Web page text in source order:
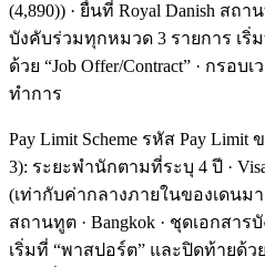
(4,890)) · ยื่นที่ Royal Danish สถา
บังคับร่วมทุกหมวด 3 รายการ เริ่
ด้วย “Job Offer/Contract” · กรอ
ทำการ
Pay Limit Scheme รหัส Pay
3): ระยะพำนักตามที่ระบุ 4 ปี ·
(เท่ากับค่ากลางภายในของเดนมา
สถานทูต · Bangkok · ชุดเอกสา
เริ่มที่ “พาสปอร์ต” และปิดท้ายด้วย